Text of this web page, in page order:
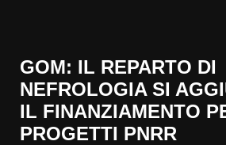
GOM: IL REPARTO DI
NEFROLOGIA SI
IL FINANZIAMENTO
PROGETTI PNRR